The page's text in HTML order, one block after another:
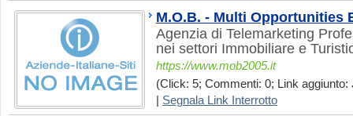
M.O.B. - Multi Opportunities
Agenzia di Telemarketing
nei settori Immobiliare e
https://www.mob2005.it
(Click: 5; Commenti: 0; Link aggiunto:
Segnala Link Interrotto